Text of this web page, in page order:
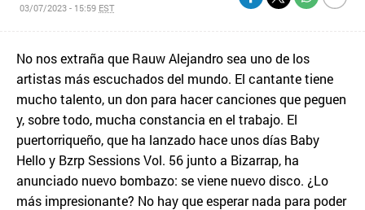
03/07/2023 - 15:59 EST
No nos extraña que Rauw Alejandro sea uno de los
artistas más escuchados del mundo. El cantante tiene
mucho talento, un don para hacer canciones que peguen
y, sobre todo, mucha constancia en el trabajo. El
puertorriqueño, que ha lanzado hace unos días Baby
Hello y Bzrp Sessions Vol. 56 junto a Bizarrap, ha
anunciado nuevo bombazo: se viene nuevo disco. ¿Lo
más impresionante? No hay que esperar nada para poder